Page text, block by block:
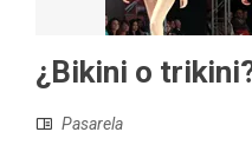
¿Bikini o
Pasarela